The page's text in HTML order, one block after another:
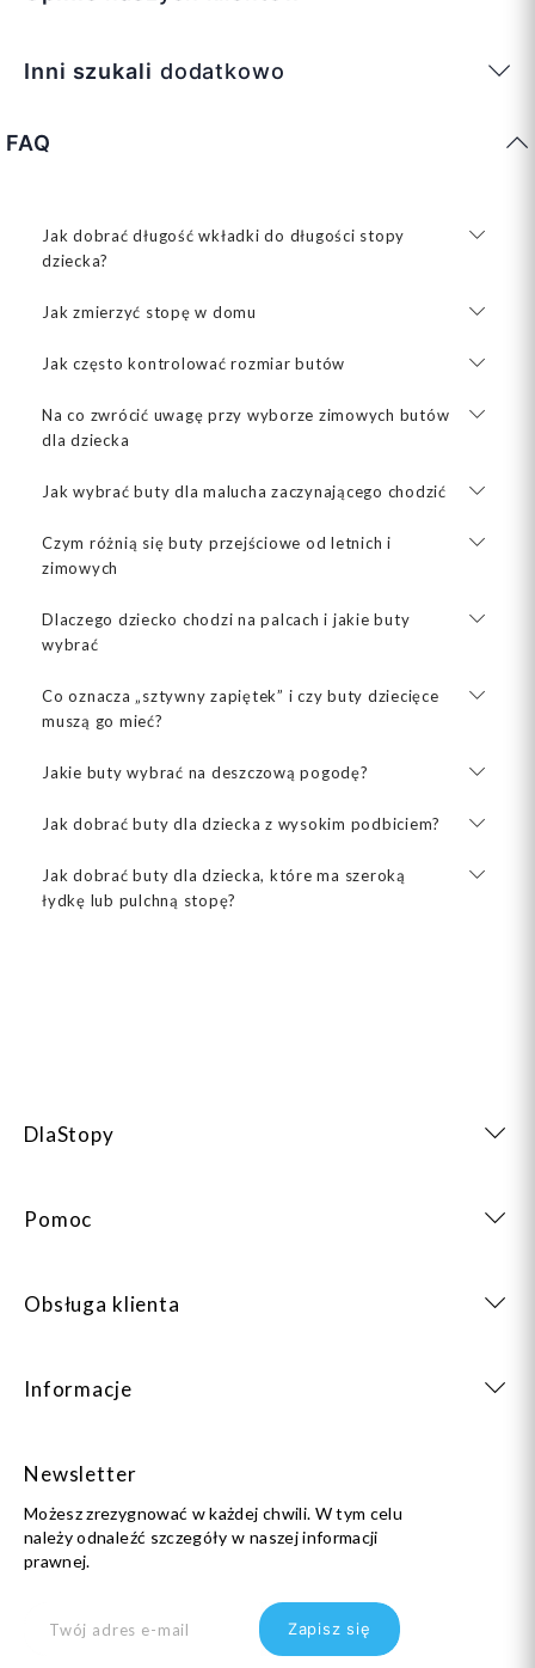
Inni szukali dodatkowo
FAQ
Jak dobrać długość wkładki do długości stopy
dziecka?
Jak zmierzyć stopę w domu
Jak często kontrolować rozmiar butów
Na co zwrócić uwagę przy wyborze zimowych butów
dla dziecka
Jak wybrać buty dla malucha zaczynającego chodzić
Czym różnią się buty przejściowe od letnich i
zimowych
Dlaczego dziecko chodzi na palcach i jakie buty
wybrać
Co oznacza „sztywny zapiętek” i czy buty dziecięce
muszą go mieć?
Jakie buty wybrać na deszczową pogodę?
Jak dobrać buty dla dziecka z wysokim podbiciem?
Jak dobrać buty dla dziecka, które ma szeroką
łydkę lub pulchną stopę?
DlaStopy
Pomoc
Obsługa klienta
Informacje
Newsletter
Możesz zrezygnować w każdej chwili. W tym celu
należy odnaleźć szczegóły w naszej informacji
prawnej.